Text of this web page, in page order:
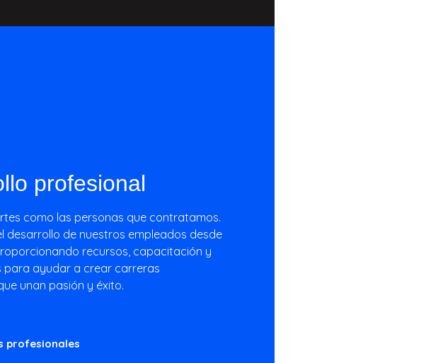
profesional
como las personas que contratamos.
desarrollo de nuestros empleados desde
recursos, capacitación y
para ayudar a crear carreras
unan pasión y éxito.
profesionales